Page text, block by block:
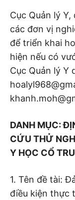
Cục Quản lý
các đơn vị
để triển khai
hiện nếu có
Cục Quản lý Y
DANH MỤC:
CỨU THỬ
Y HỌC CỔ
1. Tên đề tài:
điều kiện thực